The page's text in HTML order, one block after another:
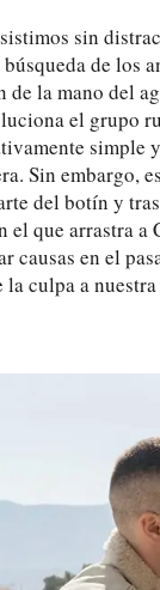
sin
de los
la mano del
el grupo
simple
Sin embargo,
del botín y
el que arrastra
causas en el
la culpa a